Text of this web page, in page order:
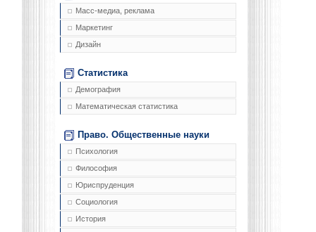
Масс-медиа, реклама
Маркетинг
Дизайн
Статистика
Демография
Математическая статистика
Право. Общественные науки
Психология
Философия
Юриспруденция
Социология
История